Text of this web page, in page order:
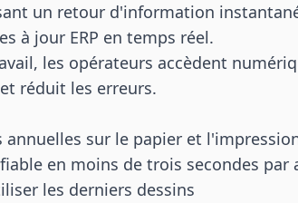
un retour d'information
à jour ERP en temps réel.
les opérateurs accèdent
réduit les erreurs.
annuelles sur le papier et
en moins de trois secondes par
les derniers dessins